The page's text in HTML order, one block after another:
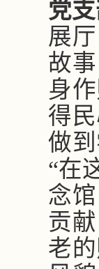
党
展
故
身
得
做
“在
念
贡
老